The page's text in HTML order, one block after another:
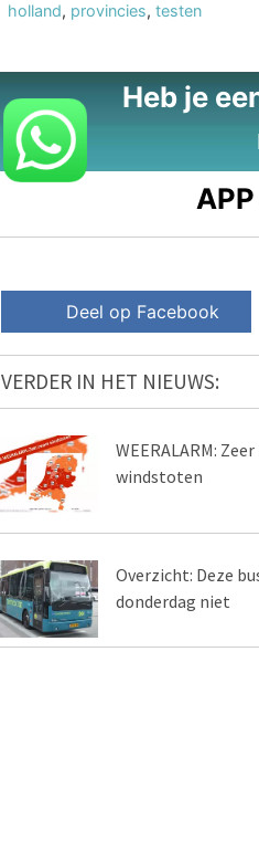
holland, provincies, testen
Heb je
Deel op Facebook
VERDER IN HET NIEUWS:
WEERALARM:
windstoten
Overzicht: Deze
donderdag niet